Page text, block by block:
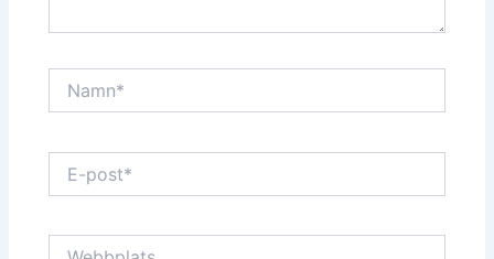
post*